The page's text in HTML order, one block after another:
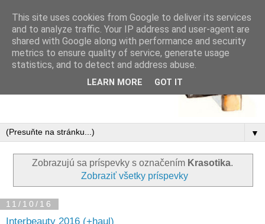
▼
Zobrazujú sa príspevky s označením Krasotika.
Zobraziť všetky príspevky
11/10/16
Interbeauty 2016 (+haul)
This site uses cookies from Google to deliver its services
and to analyze traffic. Your IP address and user-agent are
shared with Google along with performance and security
metrics to ensure quality of service, generate usage
statistics, and to detect and address abuse.
LEARN MORE GOT IT